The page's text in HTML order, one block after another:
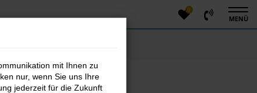
0
MENÜ
mit Ihnen zu
nur, wenn Sie uns Ihre
jederzeit für die Zukunft